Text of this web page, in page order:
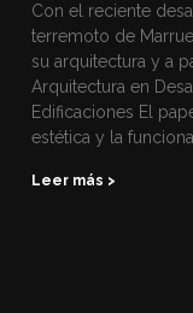
Con el reciente
terremoto de
su arquitectura y a
Arquitectura en
Edificaciones El
estética y la
Leer más >